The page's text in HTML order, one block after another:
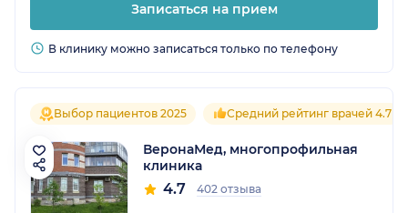
Записаться на прием
В клинику можно записаться только по телефону
Выбор пациентов 2025 Средний рейтинг врачей 4.7
ВеронаМед, многопрофильная
клиника
4.7 402 отзыва